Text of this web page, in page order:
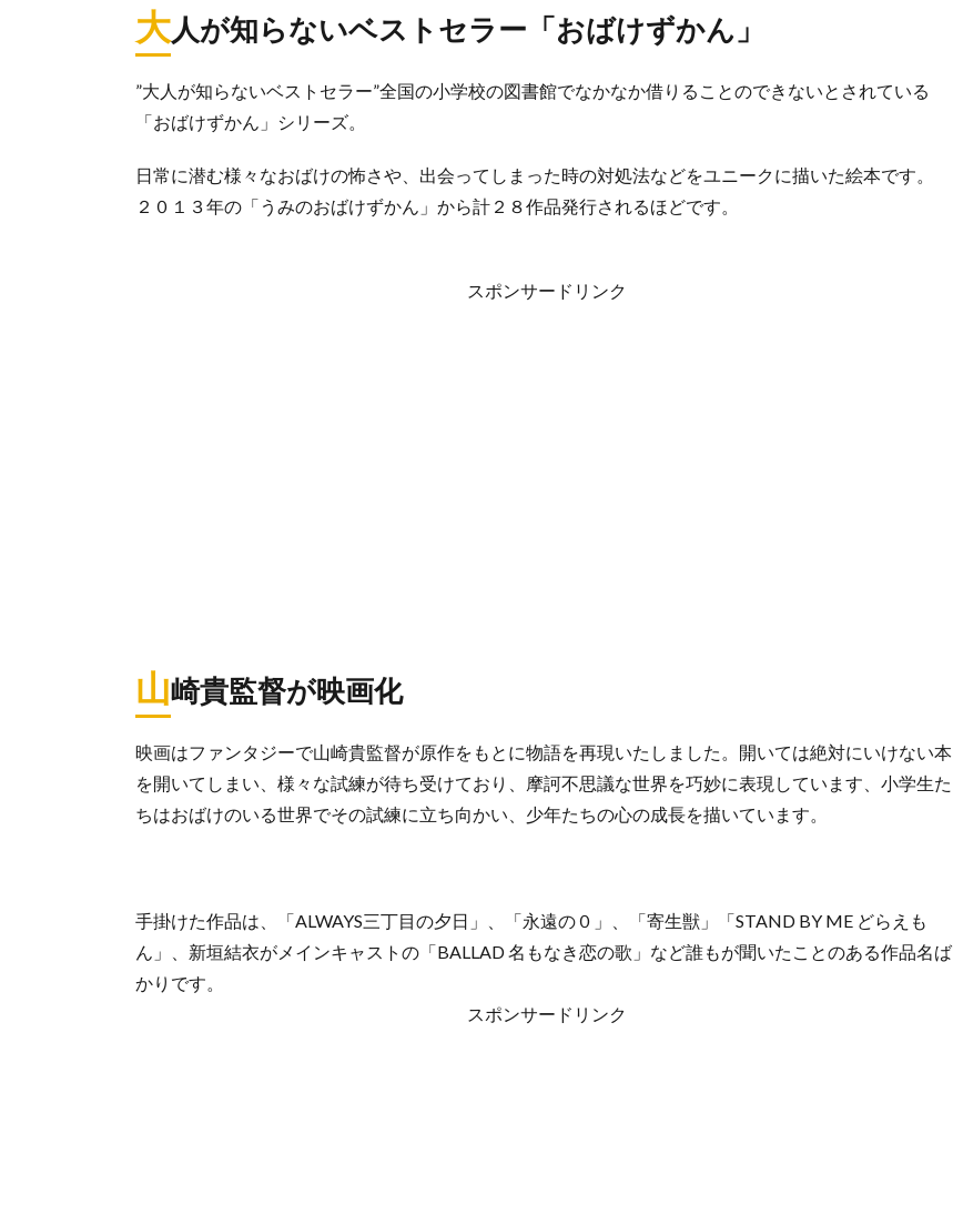
大人が知らないベストセラー「おばけずかん」
”大人が知らないベストセラー”全国の小学校の図書館でなかなか借りることのできないとされている
「おばけずかん」シリーズ。
日常に潜む様々なおばけの怖さや、出会ってしまった時の対処法などをユニークに描いた絵本です。
２０１３年の「うみのおばけずかん」から計２８作品発行されるほどです。
スポンサードリンク
山崎貴監督が映画化
映画はファンタジーで山崎貴監督が原作をもとに物語を再現いたしました。開いては絶対にいけない本
を開いてしまい、様々な試練が待ち受けており、摩訶不思議な世界を巧妙に表現しています、小学生た
ちはおばけのいる世界でその試練に立ち向かい、少年たちの心の成長を描いています。
手掛けた作品は、「ALWAYS三丁目の夕日」、「永遠の０」、「寄生獣」「STAND BY ME どらえも
ん」、新垣結衣がメインキャストの「BALLAD 名もなき恋の歌」など誰もが聞いたことのある作品名ば
かりです。
スポンサードリンク